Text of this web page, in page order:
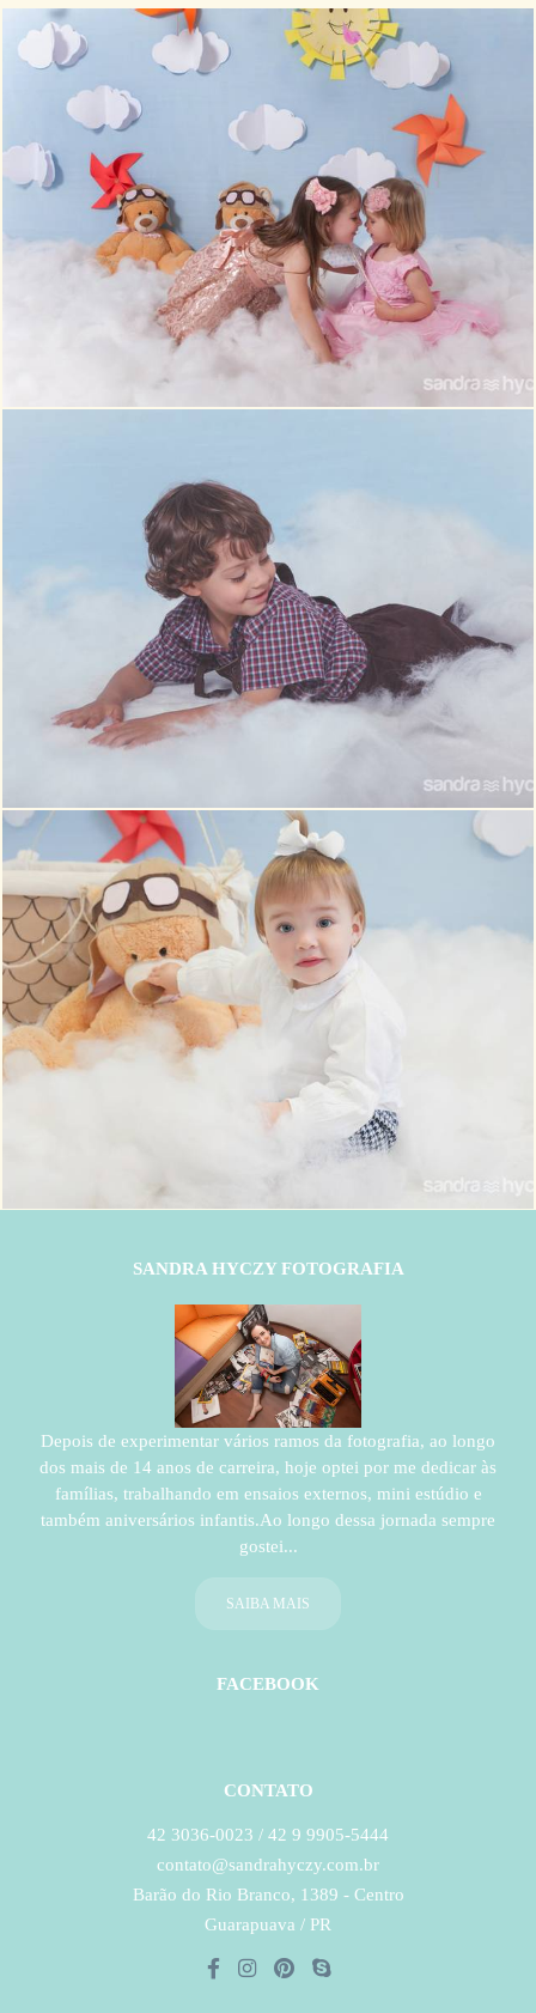
772 20
1
SANDRA HYCZY FOTOGRAFIA
Depois de experimentar vários ramos da fotografia, ao longo
dos mais de 14 anos de carreira, hoje optei por me dedicar às
famílias, trabalhando em ensaios externos, mini estúdio e
também aniversários infantis.Ao longo dessa jornada sempre
gostei...
SAIBA MAIS
FACEBOOK
CONTATO
42 3036-0023 / 42 9 9905-5444
contato@sandrahyczy.com.br
Barão do Rio Branco, 1389 - Centro
Guarapuava / PR